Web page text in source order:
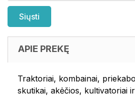
APIE PREKĘ
Traktoriai, kombainai,
skutikai, akėčios, kultivatoriai